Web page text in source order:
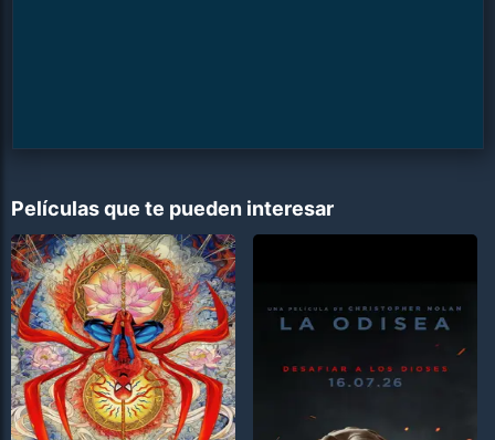
Películas que te pueden interesar